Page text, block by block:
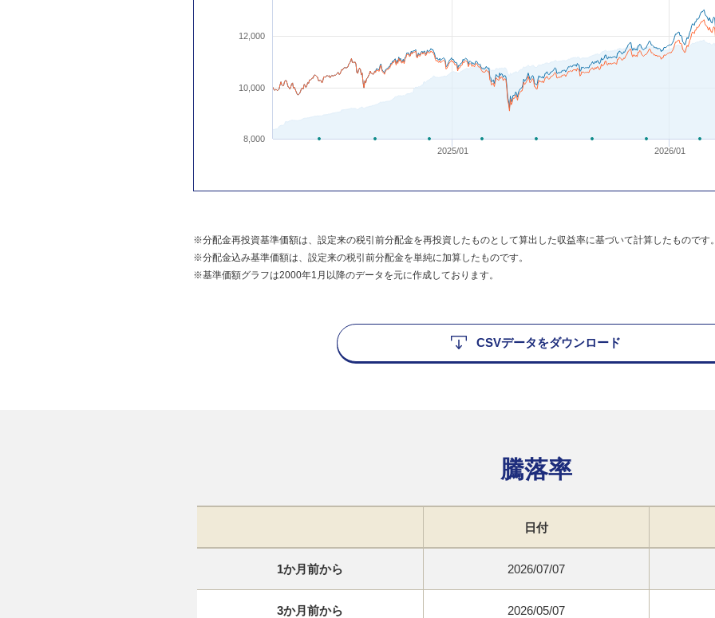
2025/01 2026/01
8,000
10,000
12,000
※分配金再投資基準価額は、設定来の税引前分配金を再投資したものとして算出した収益率に基づいて計算したものです。
※分配金込み基準価額は、設定来の税引前分配金を単純に加算したものです。
※基準価額グラフは2000年1月以降のデータを元に作成しております。
CSVデータをダウンロード
騰落率
日付
1か月前から 2026/07/07
3か月前から 2026/05/07